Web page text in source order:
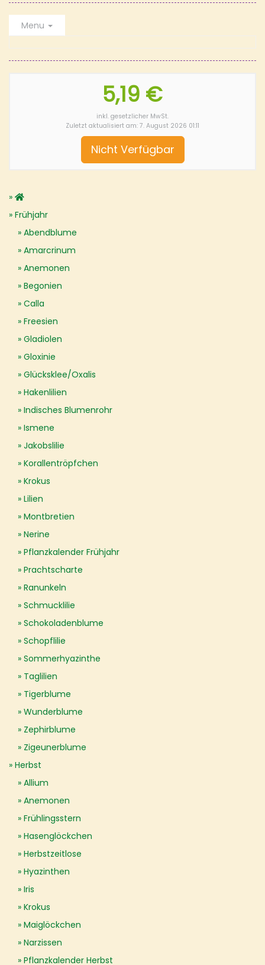
Menu
5,19 €
inkl. gesetzlicher MwSt.
Zuletzt aktualisiert am: 7. August 2026 01:11
Nicht Verfügbar
Frühjahr
Abendblume
Amarcrinum
Anemonen
Begonien
Calla
Freesien
Gladiolen
Gloxinie
Glücksklee/Oxalis
Hakenlilien
Indisches Blumenrohr
Ismene
Jakobslilie
Korallentröpfchen
Krokus
Lilien
Montbretien
Nerine
Pflanzkalender Frühjahr
Prachtscharte
Ranunkeln
Schmucklilie
Schokoladenblume
Schopflilie
Sommerhyazinthe
Taglilien
Tigerblume
Wunderblume
Zephirblume
Zigeunerblume
Herbst
Allium
Anemonen
Frühlingsstern
Hasenglöckchen
Herbstzeitlose
Hyazinthen
Iris
Krokus
Maiglöckchen
Narzissen
Pflanzkalender Herbst